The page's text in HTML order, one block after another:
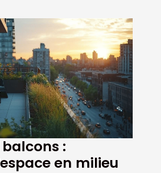
:
en milieu